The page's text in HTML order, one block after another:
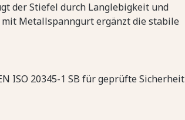
der Stiefel durch Langlebigkeit und
Metallspanngurt ergänzt die stabile
ISO 20345-1 SB für geprüfte Sicherheit